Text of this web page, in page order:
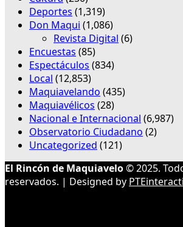
Deportes (1,319)
Don Maqui (1,086)
Revista Digital (6)
Encuestas (85)
Espectáculos (834)
Local (12,853)
Maquiavelando (435)
Maquiavélicos (28)
Nacional e Internacional (6,987)
Observatorio Ciudadano (2)
Uncategorized (121)
El Rincón de Maquiavelo© 2025.
reservados. | Designed by